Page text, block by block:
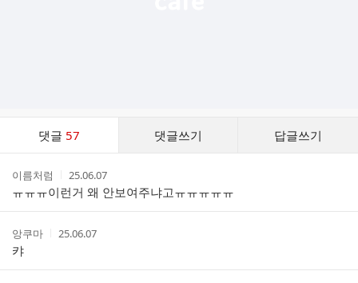
댓글 57 댓글쓰기 답글쓰기
스
작
자
이름처럼
작
성
시
간
25.06.07
ㅠㅠㅠ이런거 왜 안보여주냐고ㅠㅠㅠㅠㅠ
작
성
자
앙쿠마
작
간
25.06.07
캬